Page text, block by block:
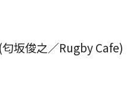
(匂坂俊之／Rugby Cafe)